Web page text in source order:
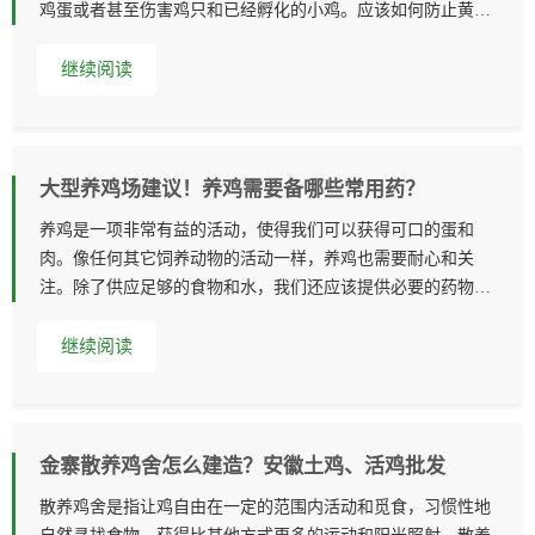
鸡蛋或者甚至伤害鸡只和已经孵化的小鸡。应该如何防止黄鼠
继续阅读
大型养鸡场建议！养鸡需要备哪些常用药？
养鸡是一项非常有益的活动，使得我们可以获得可口的蛋和
肉。像任何其它饲养动物的活动一样，养鸡也需要耐心和关
注。除了供应足够的食物和水，我们还应该提供必要的药物和
继续阅读
金寨散养鸡舍怎么建造？安徽土鸡、活鸡批发
散养鸡舍是指让鸡自由在一定的范围内活动和觅食，习惯性地